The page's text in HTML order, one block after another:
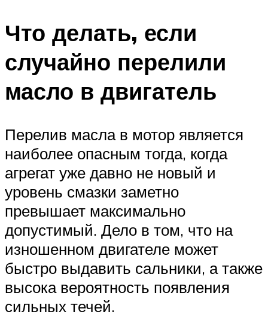
Что делать, если
случайно перелили
масло в двигатель
Перелив масла в мотор является
наиболее опасным тогда, когда
агрегат уже давно не новый и
уровень смазки заметно
превышает максимально
допустимый. Дело в том, что на
изношенном двигателе может
быстро выдавить сальники, а также
высока вероятность появления
сильных течей.